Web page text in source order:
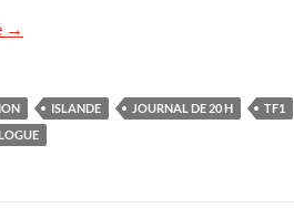
L’éruption islandaise sur TF1
→
ISLANDE JOURNAL DE 20 H
TF1